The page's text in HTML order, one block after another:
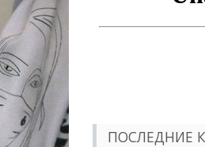
ПОСЛЕДНИЕ